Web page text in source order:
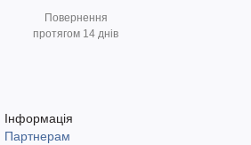
Повернення
протягом 14 днів
Інформація
Партнерам